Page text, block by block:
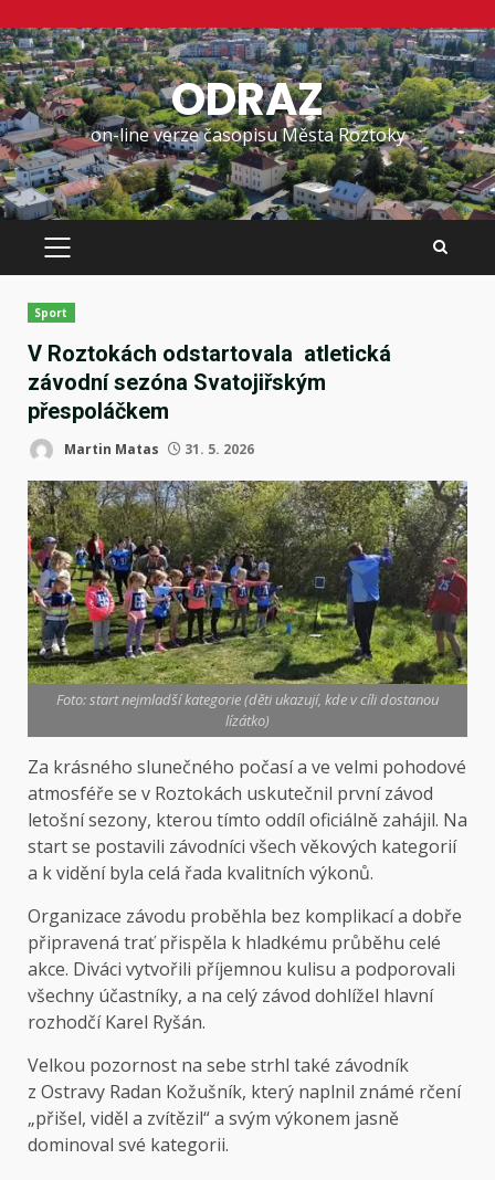
Skip
to
content
ODRAZ
on-line verze časopisu Města Roztoky
PRIMARY
Sport
V Roztokách odstartovala atletická
závodní sezóna Svatojiřským
přespoláčkem
Martin Matas 31. 5. 2026
Foto: start nejmladší kategorie (děti ukazují, kde v cíli dostanou
lízátko)
Za krásného slunečného počasí a ve velmi pohodové
atmosféře se v Roztokách uskutečnil první závod
letošní sezony, kterou tímto oddíl oficiálně zahájil. Na
start se postavili závodníci všech věkových kategorií
a k vidění byla celá řada kvalitních výkonů.
Organizace závodu proběhla bez komplikací a dobře
připravená trať přispěla k hladkému průběhu celé
akce. Diváci vytvořili příjemnou kulisu a podporovali
všechny účastníky, a na celý závod dohlížel hlavní
rozhodčí Karel Ryšán.
Velkou pozornost na sebe strhl také závodník
z Ostravy Radan Kožušník, který naplnil známé rčení
„přišel, viděl a zvítězil“ a svým výkonem jasně
dominoval své kategorii.